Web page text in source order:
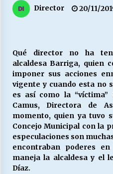
¿Qué habrían
23/06/2026
VOLVER A SER
16/06/2026
Director 20/11/
Qué director no ha
alcaldesa Barriga, quien
imponer sus acciones
vigente y cuando esta no
es así como la
Camus, Directora de
momento, quien ya tuvo
Concejo Municipal con la
especulaciones son
encontraban poderes
maneja la alcaldesa y el
Díaz.